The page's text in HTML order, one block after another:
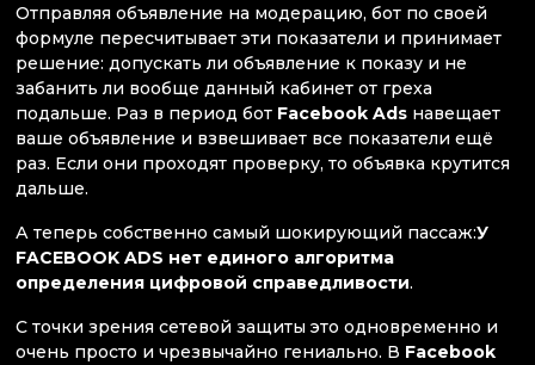
Отправляя объявление на модерацию, бот по своей
формуле пересчитывает эти показатели и принимает
решение: допускать ли объявление к показу и не
забанить ли вообще данный кабинет от греха
подальше. Раз в период бот Facebook Ads навещает
ваше объявление и взвешивает все показатели ещё
раз. Если они проходят проверку, то объявка крутится
дальше.
А теперь собственно самый шокирующий пассаж:У
FACEBOOK ADS нет единого алгоритма
определения цифровой справедливости.
С точки зрения сетевой защиты это одновременно и
очень просто и чрезвычайно гениально. В Facebook